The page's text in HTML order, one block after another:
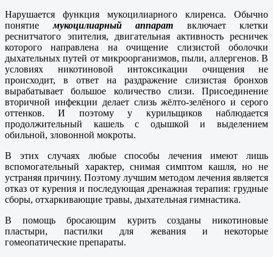
Нарушается функция мукоцилиарного клиренса. Обычно
понятиемукоцилиарный аппарат включает клетки
реснитчатого эпителия, двигательная активность ресничек
которого направлена на очищение слизистой оболочки
дыхательных путей от микроорганизмов, пыли, аллергенов. В
условиях никотиновой интоксикации очищения не
происходит, в ответ на раздражение слизистая бронхов
вырабатывает большое количество слизи. Присоединение
вторичной инфекции делает слизь жёлто-зелёного и серого
оттенков. И поэтому у курильщиков наблюдается
продолжительный кашель с одышкой и выделением
обильной, зловонной мокроты.
В этих случаях любые способы лечения имеют лишь
вспомогательный характер, снимая симптом кашля, но не
устраняя причину. Поэтому лучшим методом лечения является
отказ от курения и последующая дренажная терапия: грудные
сборы, отхаркивающие травы, дыхательная гимнастика.
В помощь бросающим курить созданы никотиновые
пластыри, пастилки для жевания и некоторые
гомеопатические препараты.